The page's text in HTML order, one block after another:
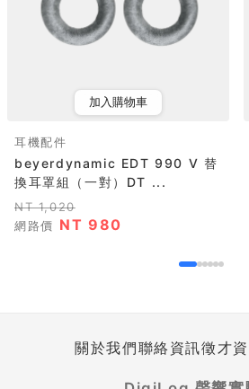
加入購物車
耳機配件
beyerdynamic EDT 990 V 替
換耳罩組（一對）DT ...
NT 1,020
網路價 NT 980
關於我們聯絡資訊徵才